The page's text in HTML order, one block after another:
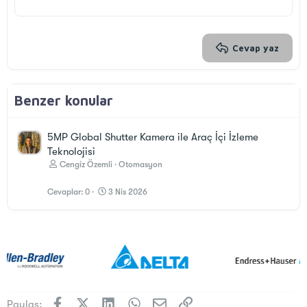
Cevap yaz
Benzer konular
5MP Global Shutter Kamera ile Araç İçi İzleme
Teknolojisi
Cengiz Özemli Otomasyon
Cevaplar 0 3 Nis 2026
Paylaş: FacebookX (Twitter)LinkedInWhatsApp
E-postaLink